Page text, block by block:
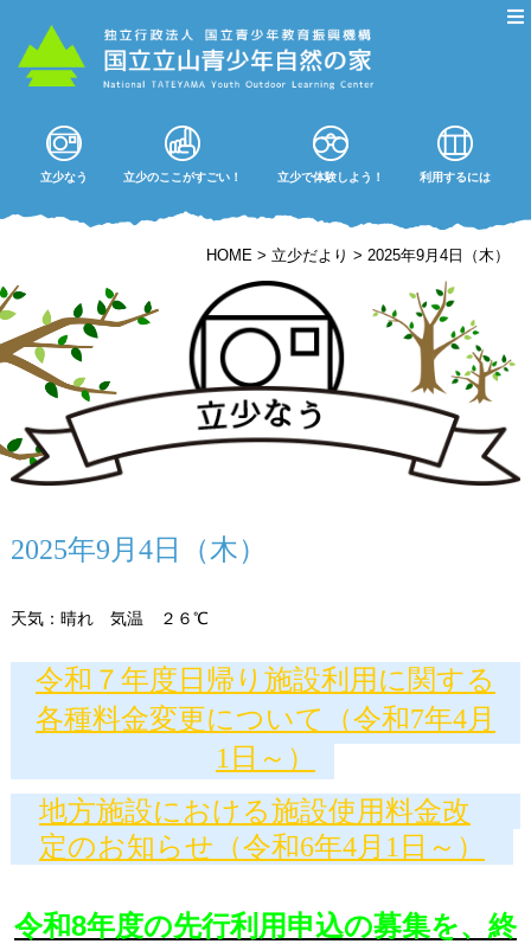
立少なう 立少のここがすごい！ 立少で体験しよう！ 利用するには
HOME > 立少だより >2025年9月4日（木）
2025年9月4日（木）
天気：晴れ 気温 ２６℃
令和７年度日帰り施設利用に関する
各種料金変更について（令和7年4月
1日～）
地方施設における施設使用料金改
定のお知らせ（令和6年4月1日～）
令和8年度の先行利用申込の募集を、終